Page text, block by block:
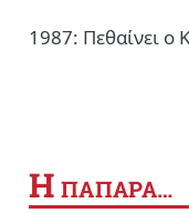
1987: Πεθαίνει ο
Η ΠΑΠΑΡΑ…